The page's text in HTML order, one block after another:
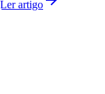
Ler artigo